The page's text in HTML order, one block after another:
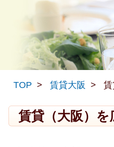
TOP 賃貸大阪
賃貸（大阪）を